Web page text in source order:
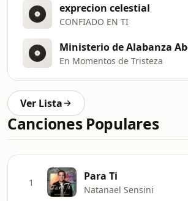
exprecion celestial
CONFIADO EN TI
En Momentos de Tristeza
Ver Lista
Canciones Populares
1 Para Ti
Natanael Sensini